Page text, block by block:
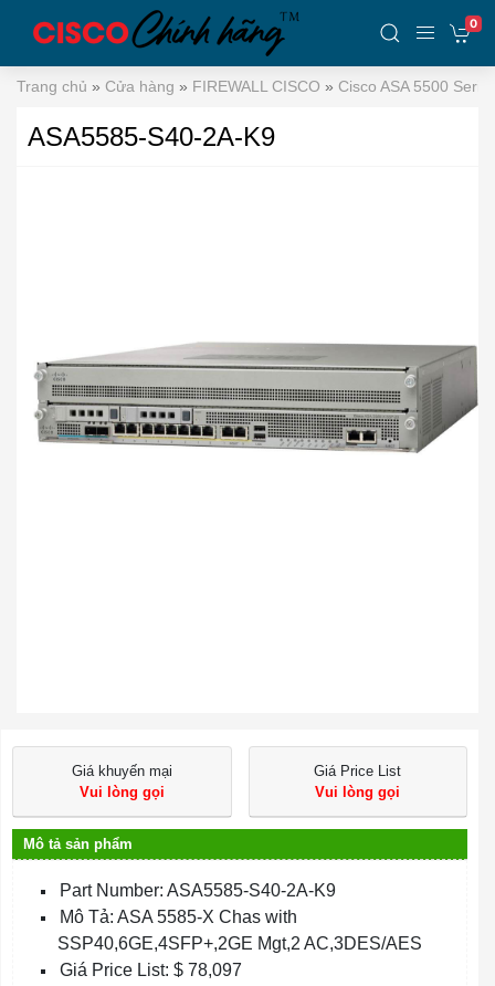
0
Trang chủ » Cửa hàng » FIREWALL CISCO » Cisco ASA 5500
ASA5585-S40-2A-K9
Giá khuyến mại
Vui lòng gọi
Giá Price List
Vui lòng gọi
Mô tả sản phẩm
Part Number: ASA5585-S40-2A-K9
Mô Tả: ASA 5585-X Chas with
SSP40,6GE,4SFP+,2GE Mgt,2 AC,3DES/AES
Giá Price List: $ 78,097